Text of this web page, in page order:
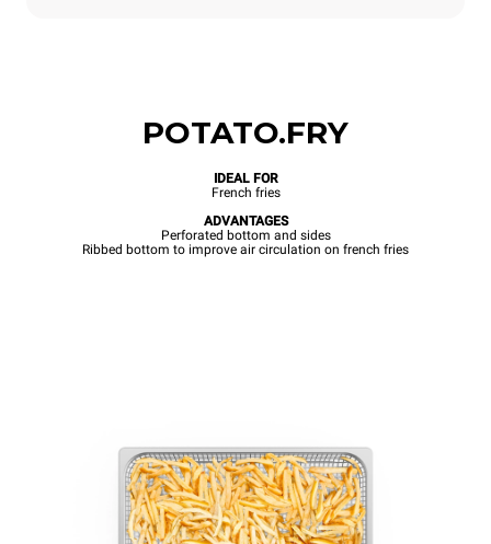
POTATO.FRY
IDEAL FOR
French fries
ADVANTAGES
Perforated bottom and sides
Ribbed bottom to improve air circulation on french fries